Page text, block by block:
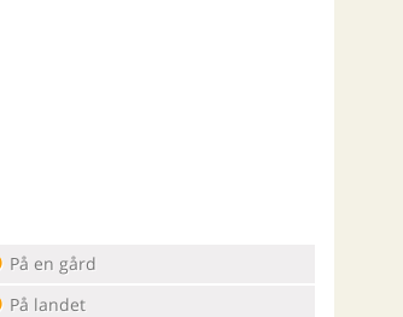
På en gård
På landet